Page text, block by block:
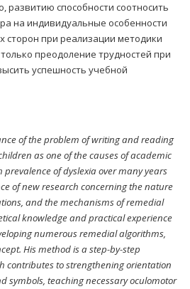
развитию способности соотносить
на индивидуальные особенности
сторон при реализации методики
преодоление трудностей при
успешность учебной
of the problem of writing and reading
as one of the causes of academic
of dyslexia over many years
of new research concerning the nature
and the mechanisms of remedial
knowledge and practical experience
numerous remedial algorithms,
His method is a step-by-step
contributes to strengthening orientation
symbols, teaching necessary oculomotor